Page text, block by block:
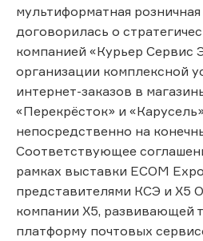
мультиформатная
договорилась о
компанией «Курьер Сервис
организации комплексной
интернет-заказов в
«Перекрёсток» и
непосредственно на
Соответствующее
рамках выставки ECOM
представителями КСЭ и Х5
компании X5, развивающей
платформу почтовых